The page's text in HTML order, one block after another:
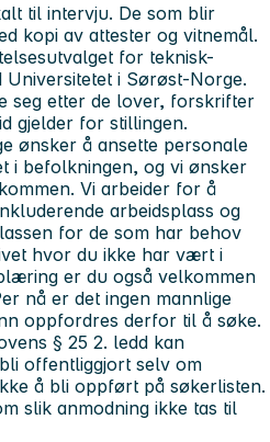
til intervju. De som blir
kopi av attester og vitnemål.
for teknisk-
Universitetet i Sørøst-Norge.
seg etter de lover, forskrifter
gjelder for stillingen.
ønsker å ansette personale
i befolkningen, og vi ønsker
Vi arbeider for å
arbeidsplass og
for de som har behov
hvor du ikke har vært i
er du også velkommen
nå er det ingen mannlige
oppfordres derfor til å søke.
§ 25 2. ledd kan
offentliggjort selv om
å bli oppført på søkerlisten.
slik anmodning ikke tas til